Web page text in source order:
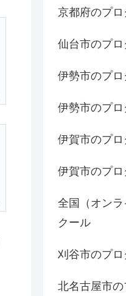
京都府のプ
仙台市のプ
伊勢市のプ
伊勢市のプ
伊賀市のプ
伊賀市のプ
全国（オン
クール
刈谷市のプ
北名古屋市